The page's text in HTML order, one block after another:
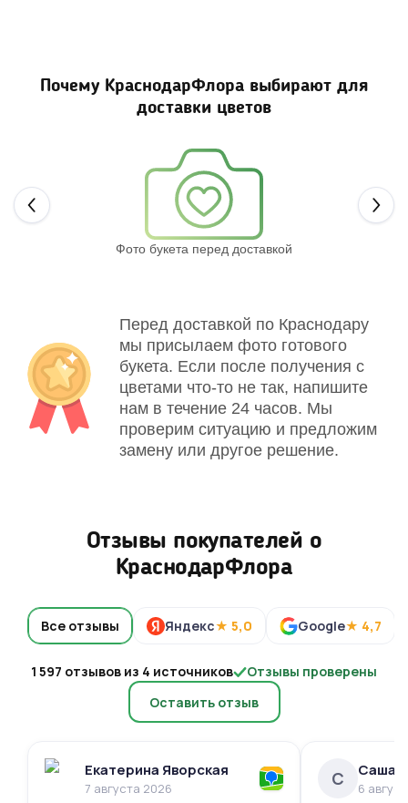
Почему КраснодарФлора выбирают для
доставки цветов
Фото букета перед доставкой
Перед доставкой по Краснодару
мы присылаем фото готового
букета. Если после получения с
цветами что-то не так, напишите
нам в течение 24 часов. Мы
проверим ситуацию и предложим
замену или другое решение.
Отзывы покупателей о
КраснодарФлора
Все отзывы Яндекс★ 5,0 Google★ 4,7
1 597 отзывов из 4 источников
Отзывы проверены
Оставить отзыв
Екатерина Яворская
7 августа 2026 С Саша
6